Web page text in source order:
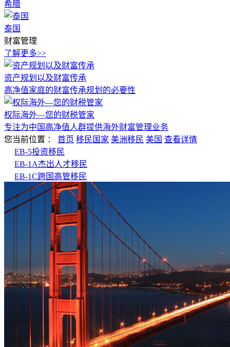
希腊
泰国
财富管理
了解更多>>
资产规划以及财富传承
高净值家庭的财富传承规划的必要性
权际海外—您的财税管家
专注为中国高净值人群提供海外财富管理业务
您当前位置 ： 首页 移民国家 美洲移民 美国 查看详情
EB-5投资移民
EB-1A杰出人才移民
EB-1C跨国高管移民